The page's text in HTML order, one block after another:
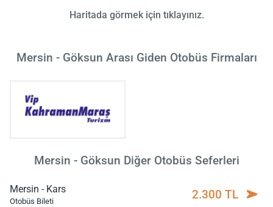
Haritada görmek için tıklayınız.
Mersin - Göksun Arası Giden Otobüs Firmaları
Mersin - Göksun Diğer Otobüs Seferleri
Mersin - Kars
Otobüs Bileti 2.300 TL